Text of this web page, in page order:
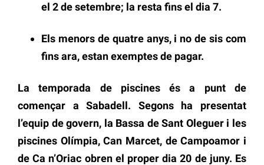
el 2 de setembre; la resta fins el dia 7.
Els menors de quatre anys, i no de sis com
fins ara, estan exemptes de pagar.
La temporada de piscines és a punt de
començar a Sabadell. Segons ha presentat
l’equip de govern, la Bassa de Sant Oleguer i les
piscines Olímpia, Can Marcet, de Campoamor i
de Ca n’Oriac obren el proper dia 20 de juny. Es